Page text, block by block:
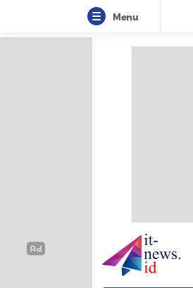
Menu
IT-NEWS
Update Cepat,